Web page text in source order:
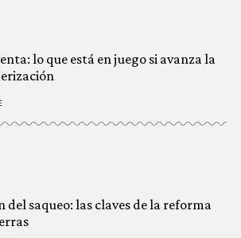
lo que está en juego si avanza la
del saqueo: las claves de la reforma